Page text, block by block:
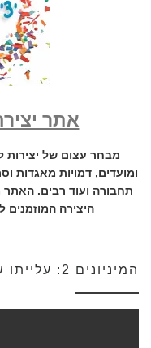
אתר
מבחר עצום של יצירות
ומועדים, דמויות מאגדות
תחבורה ועוד רבים. האתר
היצירה המוזמנים
המיניונים 2: עלייתו של גרו – מדובב לעברית